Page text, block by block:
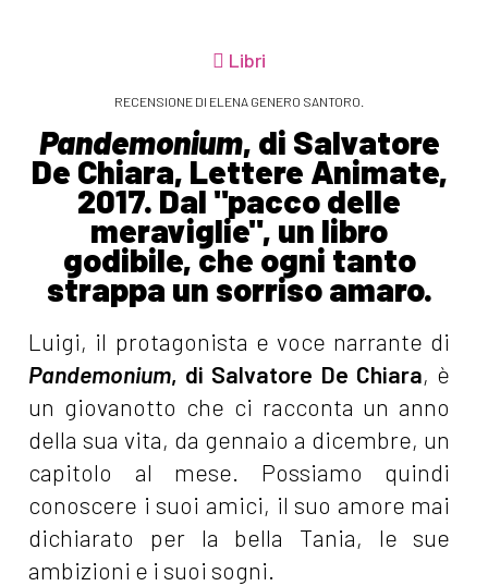
Libri
RECENSIONE DI ELENA GENERO SANTORO.
Pandemonium, di Salvatore
De Chiara, Lettere Animate,
2017. Dal "pacco delle
meraviglie", un libro
godibile, che ogni tanto
strappa un sorriso amaro.
Luigi, il protagonista e voce narrante di
Pandemonium, di Salvatore De Chiara, è
un giovanotto che ci racconta un anno
della sua vita, da gennaio a dicembre, un
capitolo al mese. Possiamo quindi
conoscere i suoi amici, il suo amore mai
dichiarato per la bella Tania, le sue
ambizioni e i suoi sogni.